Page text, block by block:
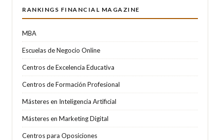
RANKINGS FINANCIAL MAGAZINE
MBA
Escuelas de Negocio Online
Centros de Excelencia Educativa
Centros de Formación Profesional
Másteres en Inteligencia Artificial
Másteres en Marketing Digital
Centros para Oposiciones